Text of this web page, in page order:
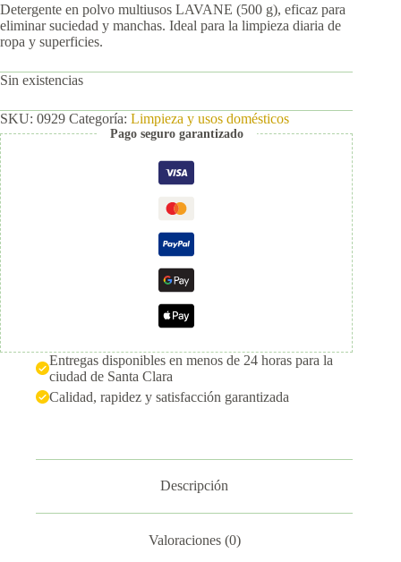
Detergente en polvo multiusos LAVANE (500 g), eficaz para
eliminar suciedad y manchas. Ideal para la limpieza diaria de
ropa y superficies.
Sin existencias
SKU: 0929 Categoría: Limpieza y usos domésticos
Pago seguro garantizado
Entregas disponibles en menos de 24 horas para la
ciudad de Santa Clara
Calidad, rapidez y satisfacción garantizada
Descripción
Valoraciones (0)